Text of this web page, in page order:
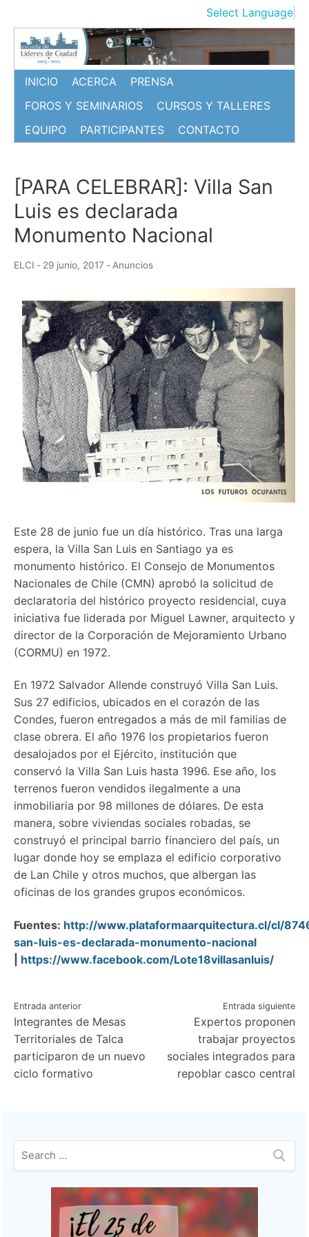
contenido
Select Language
INICIO ACERCA
PRENSA
FOROS Y SEMINARIOS
CURSOS Y TALLERES
EQUIPO
PARTICIPANTES CONTACTO
[PARA CELEBRAR]: Villa San
Luis es declarada
Monumento Nacional
ELCI - 29 junio, 2017 - Anuncios
Este 28 de junio fue un día histórico. Tras una larga
espera, la Villa San Luis en Santiago ya es
monumento histórico. El Consejo de Monumentos
Nacionales de Chile (CMN) aprobó la solicitud de
declaratoria del histórico proyecto residencial, cuya
iniciativa fue liderada por Miguel Lawner, arquitecto y
director de la Corporación de Mejoramiento Urbano
(CORMU) en 1972.
En 1972 Salvador Allende construyó Villa San Luis.
Sus 27 edificios, ubicados en el corazón de las
Condes, fueron entregados a más de mil familias de
clase obrera. El año 1976 los propietarios fueron
desalojados por el Ejército, institución que
conservó la Villa San Luis hasta 1996. Ese año, los
terrenos fueron vendidos ilegalmente a una
inmobiliaria por 98 millones de dólares. De esta
manera, sobre viviendas sociales robadas, se
construyó el principal barrio financiero del país, un
lugar donde hoy se emplaza el edificio corporativo
de Lan Chile y otros muchos, que albergan las
oficinas de los grandes grupos económicos.
Fuentes: http://www.plataformaarquitectura.cl/cl/
san-luis-es-declarada-monumento-nacional
https://www.facebook.com/Lote18villasanluis/
Navegación
de
entradas
Entrada anterior
Integrantes de Mesas
Territoriales de Talca
participaron de un nuevo
ciclo formativo
Entrada siguiente
Expertos proponen
trabajar proyectos
sociales integrados para
repoblar casco central
Buscar: